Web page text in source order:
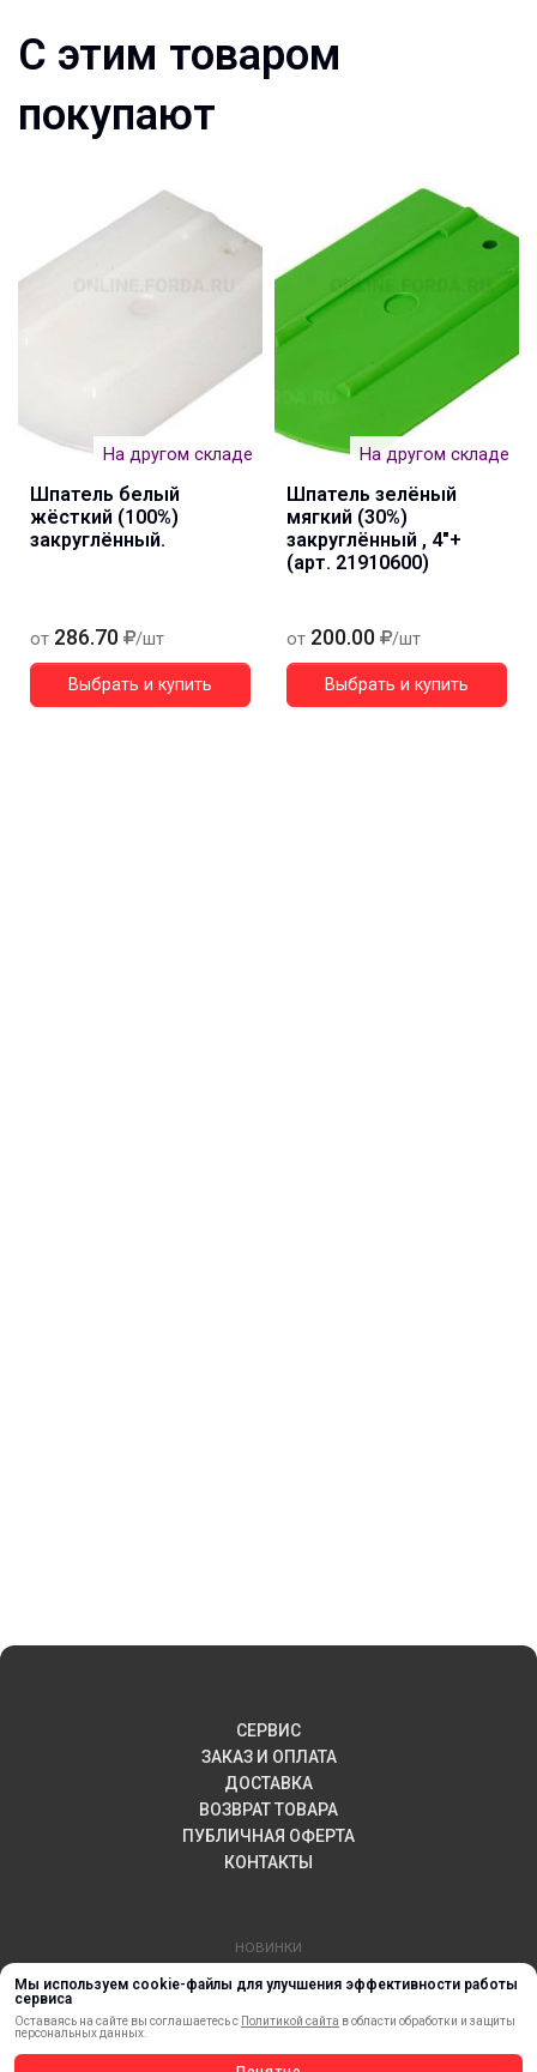
Мы используем cookie-файлы для улучшения эффективности работы
сервиса
Оставаясь на сайте вы соглашаетесь с Политикой сайта в области обработки и защиты
персональных данных.
С этим товаром
покупают
На другом складе
Шпатель белый
жёсткий (100%)
закруглённый.
от 286.70 /шт
Выбрать и купить
На другом складе
Шпатель зелёный
мягкий (30%)
закруглённый , 4"+
(арт. 21910600)
от 200.00 /шт
Выбрать и купить
СЕРВИС
ЗАКАЗ И ОПЛАТА
ДОСТАВКА
ВОЗВРАТ ТОВАРА
ПУБЛИЧНАЯ ОФЕРТА
КОНТАКТЫ
НОВИНКИ
АКЦИИ И РАСПРОДАЖА
МАТЕРИАЛЫ ДЛЯ ПЕЧАТИ
САМОКЛЕЯЩИЕСЯ ПЛЕНКИ